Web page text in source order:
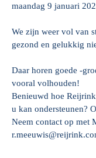
maandag 9 januari
We zijn weer vol van
gezond en gelukkig
Daar horen goede -
vooral volhouden!
Benieuwd hoe
u kan ondersteunen?
Neem contact op met